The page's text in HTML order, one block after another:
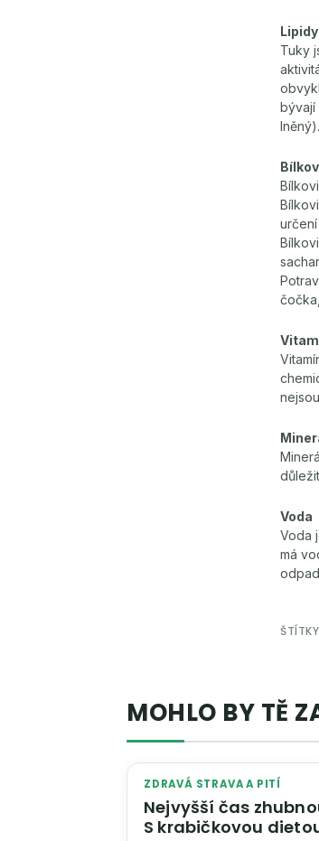
Lipidy
Tuky
bývají
Voda
Voda
má
MOHLO BY TĚ
ZDRAVÁ STRAVA A PITÍ
Nejvyšší čas
S krabičkovou